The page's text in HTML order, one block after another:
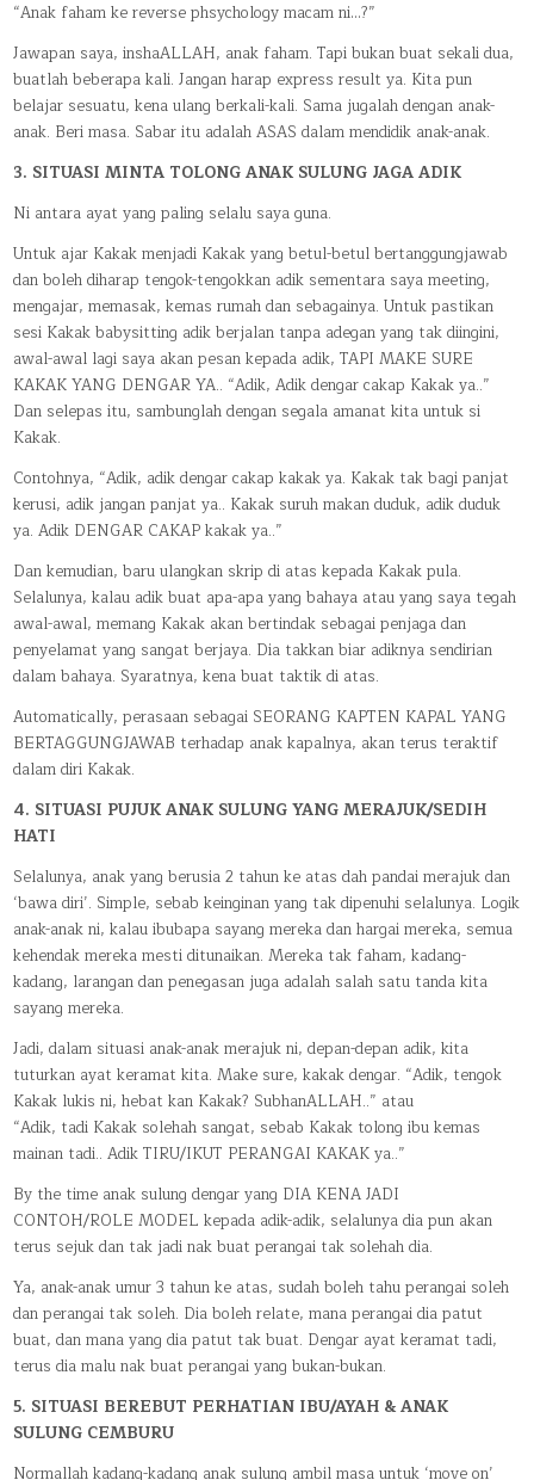
“Anak faham ke reverse phsychology macam ni…?”
Jawapan saya, inshaALLAH, anak faham. Tapi bukan buat sekali dua,
buatlah beberapa kali. Jangan harap express result ya. Kita pun
belajar sesuatu, kena ulang berkali-kali. Sama jugalah dengan anak-
anak. Beri masa. Sabar itu adalah ASAS dalam mendidik anak-anak.
3. SITUASI MINTA TOLONG ANAK SULUNG JAGA ADIK
Ni antara ayat yang paling selalu saya guna.
Untuk ajar Kakak menjadi Kakak yang betul-betul bertanggungjawab
dan boleh diharap tengok-tengokkan adik sementara saya meeting,
mengajar, memasak, kemas rumah dan sebagainya. Untuk pastikan
sesi Kakak babysitting adik berjalan tanpa adegan yang tak diingini,
awal-awal lagi saya akan pesan kepada adik, TAPI MAKE SURE
KAKAK YANG DENGAR YA.. “Adik, Adik dengar cakap Kakak ya..”
Dan selepas itu, sambunglah dengan segala amanat kita untuk si
Kakak.
Contohnya, “Adik, adik dengar cakap kakak ya. Kakak tak bagi panjat
kerusi, adik jangan panjat ya.. Kakak suruh makan duduk, adik duduk
ya. Adik DENGAR CAKAP kakak ya..”
Dan kemudian, baru ulangkan skrip di atas kepada Kakak pula.
Selalunya, kalau adik buat apa-apa yang bahaya atau yang saya tegah
awal-awal, memang Kakak akan bertindak sebagai penjaga dan
penyelamat yang sangat berjaya. Dia takkan biar adiknya sendirian
dalam bahaya. Syaratnya, kena buat taktik di atas.
Automatically, perasaan sebagai SEORANG KAPTEN KAPAL YANG
BERTAGGUNGJAWAB terhadap anak kapalnya, akan terus teraktif
dalam diri Kakak.
4. SITUASI PUJUK ANAK SULUNG YANG MERAJUK/SEDIH
HATI
Selalunya, anak yang berusia 2 tahun ke atas dah pandai merajuk dan
‘bawa diri’. Simple, sebab keinginan yang tak dipenuhi selalunya. Logik
anak-anak ni, kalau ibubapa sayang mereka dan hargai mereka, semua
kehendak mereka mesti ditunaikan. Mereka tak faham, kadang-
kadang, larangan dan penegasan juga adalah salah satu tanda kita
sayang mereka.
Jadi, dalam situasi anak-anak merajuk ni, depan-depan adik, kita
tuturkan ayat keramat kita. Make sure, kakak dengar. “Adik, tengok
Kakak lukis ni, hebat kan Kakak? SubhanALLAH..” atau
“Adik, tadi Kakak solehah sangat, sebab Kakak tolong ibu kemas
mainan tadi.. Adik TIRU/IKUT PERANGAI KAKAK ya..”
By the time anak sulung dengar yang DIA KENA JADI
CONTOH/ROLE MODEL kepada adik-adik, selalunya dia pun akan
terus sejuk dan tak jadi nak buat perangai tak solehah dia.
Ya, anak-anak umur 3 tahun ke atas, sudah boleh tahu perangai soleh
dan perangai tak soleh. Dia boleh relate, mana perangai dia patut
buat, dan mana yang dia patut tak buat. Dengar ayat keramat tadi,
terus dia malu nak buat perangai yang bukan-bukan.
5. SITUASI BEREBUT PERHATIAN IBU/AYAH & ANAK
SULUNG CEMBURU
Normallah kadang-kadang anak sulung ambil masa untuk ‘move on’